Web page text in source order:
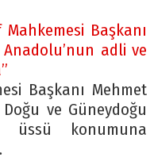
Başkanı
adli ve
Başkanı Mehmet
ve Güneydoğu
üssü konumuna